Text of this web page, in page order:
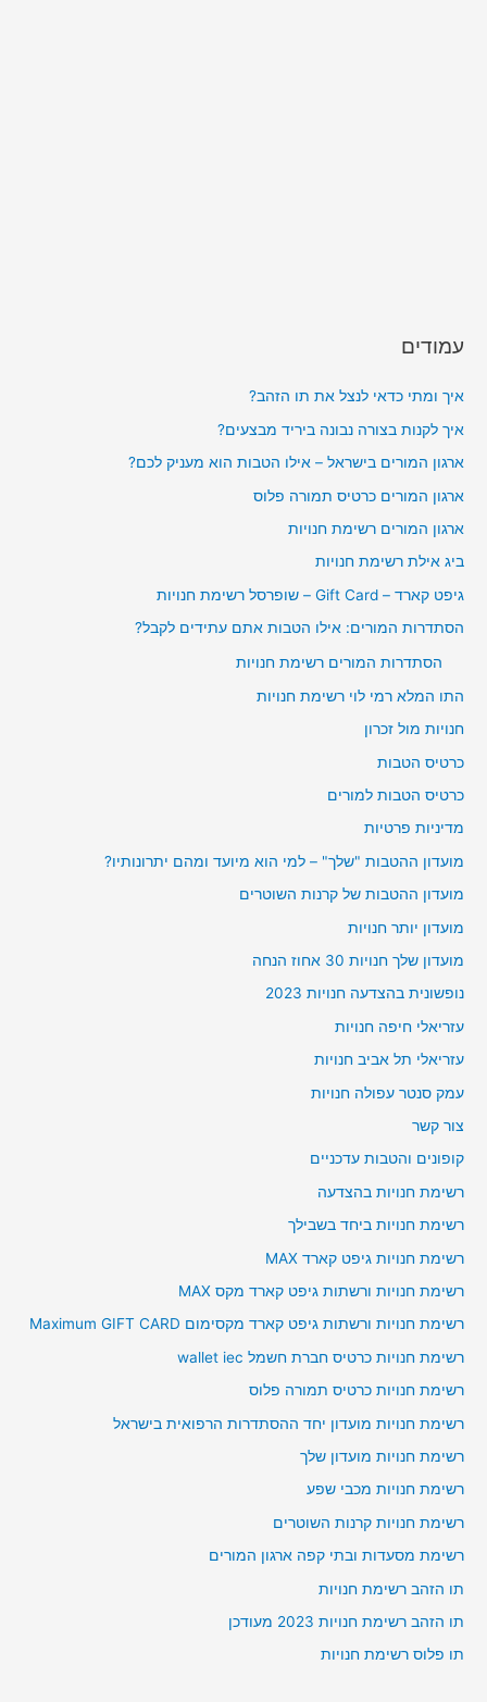
עמודים
איך ומתי כדאי לנצל את תו הזהב?
איך לקנות בצורה נבונה ביריד מבצעים?
ארגון המורים בישראל – אילו הטבות הוא מעניק לכם?
ארגון המורים כרטיס תמורה פלוס
ארגון המורים רשימת חנויות
ביג אילת רשימת חנויות
גיפט קארד – Gift Card – שופרסל רשימת חנויות
הסתדרות המורים: אילו הטבות אתם עתידים לקבל?
הסתדרות המורים רשימת חנויות
התו המלא רמי לוי רשימת חנויות
חנויות מול זכרון
כרטיס הטבות
כרטיס הטבות למורים
מדיניות פרטיות
מועדון ההטבות "שלך" – למי הוא מיועד ומהם יתרונותיו?
מועדון ההטבות של קרנות השוטרים
מועדון יותר חנויות
מועדון שלך חנויות 30 אחוז הנחה
נופשונית בהצדעה חנויות 2023
עזריאלי חיפה חנויות
עזריאלי תל אביב חנויות
עמק סנטר עפולה חנויות
צור קשר
קופונים והטבות עדכניים
רשימת חנויות בהצדעה
רשימת חנויות ביחד בשבילך
רשימת חנויות גיפט קארד MAX
רשימת חנויות ורשתות גיפט קארד מקס MAX
רשימת חנויות ורשתות גיפט קארד מקסימום Maximum GIFT CARD
רשימת חנויות כרטיס חברת חשמל wallet iec
רשימת חנויות כרטיס תמורה פלוס
רשימת חנויות מועדון יחד ההסתדרות הרפואית בישראל
רשימת חנויות מועדון שלך
רשימת חנויות מכבי שפע
רשימת חנויות קרנות השוטרים
רשימת מסעדות ובתי קפה ארגון המורים
תו הזהב רשימת חנויות
תו הזהב רשימת חנויות 2023 מעודכן
תו פלוס רשימת חנויות